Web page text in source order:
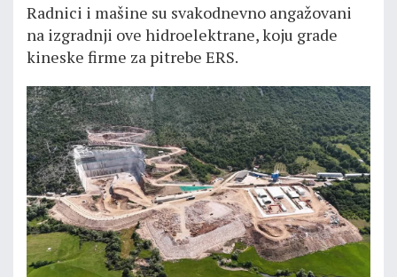
Radnici i mašine su svakodnevno angažovani
na izgradnji ove hidroelektrane, koju grade
kineske firme za pitrebe ERS.